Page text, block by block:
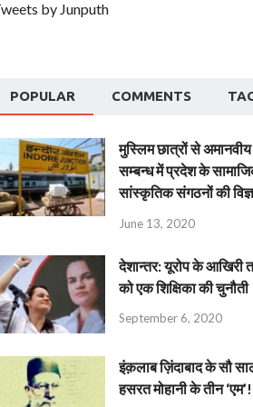
by Junputh
POPULAR COMMENTS
मुस्लिम छात्रों से
सम्बन्ध में प्रदेश के
सांस्कृतिक संगठनों की
June 13, 2020
देशान्‍तर: यूरोप के आखिरी
को एक शिक्षिका की चुनौती
September 6, 2020
इंक़लाब ज़िंदाबाद के सौ
हसरत मोहानी के तीन ‘एम’!